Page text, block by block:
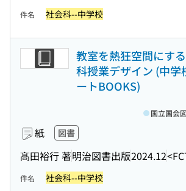
件名 社会科--中学校
教室を熱狂空間にす
科授業デザイン (中学
ートBOOKS)
紙 図書
髙田裕行 著明治図書出版2024.12
国立国会
件名 社会科--中学校